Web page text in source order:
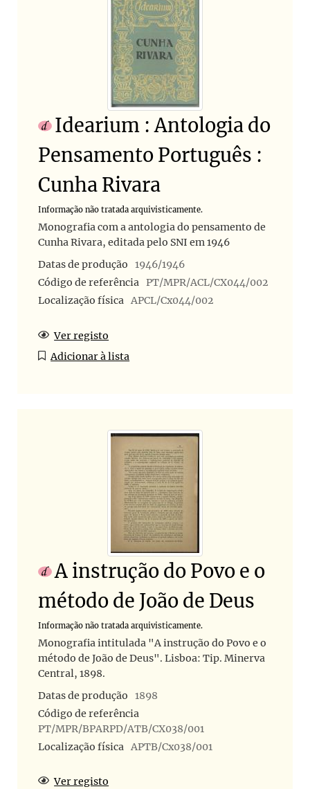
Idearium : Antologia do
Pensamento Português :
Cunha Rivara
Informação não tratada arquivisticamente.
Monografia com a antologia do pensamento de
Cunha Rivara, editada pelo SNI em 1946
Datas de produção
1946/1946
Código de referência PT/MPR/ACL/CX044/002
Localização física APCL/Cx044/002
Ver registo
Adicionar à lista
A instrução do Povo e o
método de João de Deus
Informação não tratada arquivisticamente.
Monografia intitulada "A instrução do Povo e o
método de João de Deus". Lisboa: Tip. Minerva
Central, 1898.
Datas de produção
1898
Código de referência
PT/MPR/BPARPD/ATB/CX038/001
Localização física APTB/Cx038/001
Ver registo